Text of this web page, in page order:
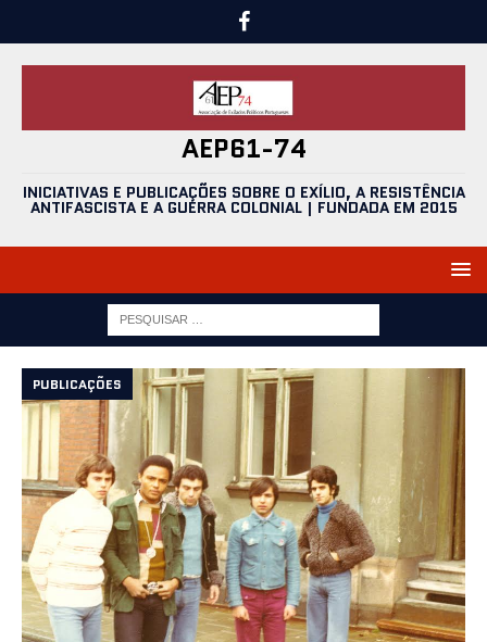
AEP61-74
INICIATIVAS E PUBLICAÇÕES SOBRE O EXÍLIO, A RESISTÊNCIA
ANTIFASCISTA E A GUERRA COLONIAL | FUNDADA EM 2015
PUBLICAÇÕES